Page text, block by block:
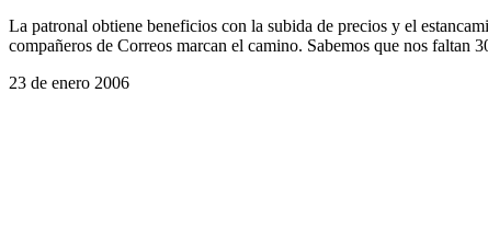
La patronal obtiene beneficios con la subida de precios y el
compañeros de Correos marcan el camino. Sabemos que nos
23 de enero 2006